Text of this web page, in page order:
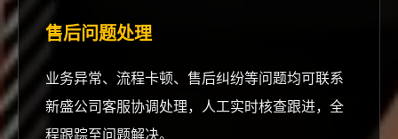
售后问题处理
业务异常、流程卡顿、售后纠纷等问题均可联系
新盛公司客服协调处理，人工实时核查跟进，全
程跟踪至问题解决。